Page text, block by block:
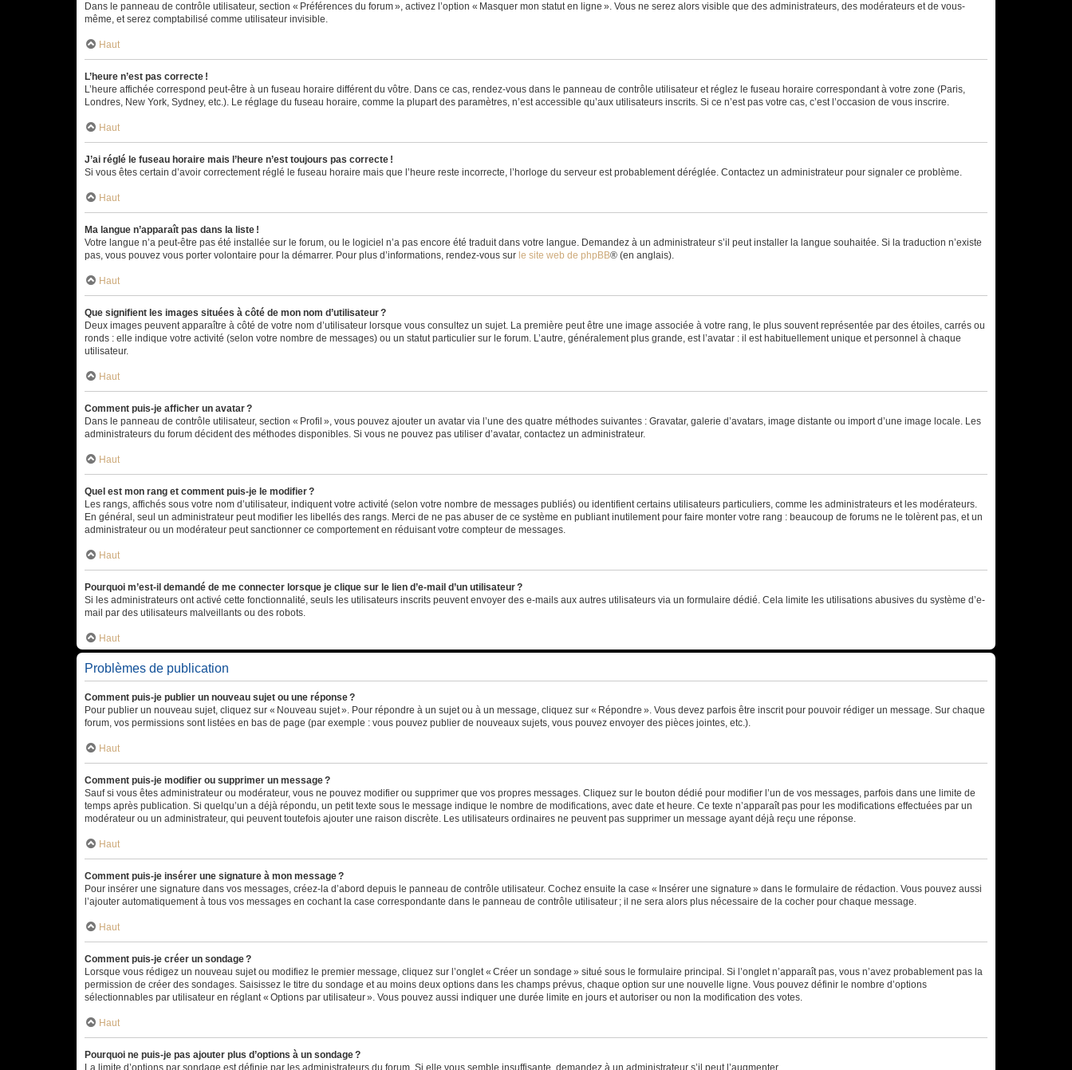
Dans le panneau de contrôle utilisateur, section « Préférences du forum », activez l’option « Masquer mon statut en ligne ». Vous ne serez alors visible que des administrateurs, des modérateurs et de vous-
même, et serez comptabilisé comme utilisateur invisible.
Haut
L’heure n’est pas correcte !
L’heure affichée correspond peut-être à un fuseau horaire différent du vôtre. Dans ce cas, rendez-vous dans le panneau de contrôle utilisateur et réglez le fuseau horaire correspondant à votre zone (Paris,
Londres, New York, Sydney, etc.). Le réglage du fuseau horaire, comme la plupart des paramètres, n’est accessible qu’aux utilisateurs inscrits. Si ce n’est pas votre cas, c’est l’occasion de vous inscrire.
Haut
J’ai réglé le fuseau horaire mais l’heure n’est toujours pas correcte !
Si vous êtes certain d’avoir correctement réglé le fuseau horaire mais que l’heure reste incorrecte, l’horloge du serveur est probablement déréglée. Contactez un administrateur pour signaler ce problème.
Haut
Ma langue n’apparaît pas dans la liste !
Votre langue n’a peut-être pas été installée sur le forum, ou le logiciel n’a pas encore été traduit dans votre langue. Demandez à un administrateur s’il peut installer la langue souhaitée. Si la traduction n’existe
pas, vous pouvez vous porter volontaire pour la démarrer. Pour plus d’informations, rendez-vous sur le site web de phpBB® (en anglais).
Haut
Que signifient les images situées à côté de mon nom d’utilisateur ?
Deux images peuvent apparaître à côté de votre nom d’utilisateur lorsque vous consultez un sujet. La première peut être une image associée à votre rang, le plus souvent représentée par des étoiles, carrés ou
ronds : elle indique votre activité (selon votre nombre de messages) ou un statut particulier sur le forum. L’autre, généralement plus grande, est l’avatar : il est habituellement unique et personnel à chaque
utilisateur.
Haut
Comment puis-je afficher un avatar ?
Dans le panneau de contrôle utilisateur, section « Profil », vous pouvez ajouter un avatar via l’une des quatre méthodes suivantes : Gravatar, galerie d’avatars, image distante ou import d’une image locale. Les
administrateurs du forum décident des méthodes disponibles. Si vous ne pouvez pas utiliser d’avatar, contactez un administrateur.
Haut
Quel est mon rang et comment puis-je le modifier ?
Les rangs, affichés sous votre nom d’utilisateur, indiquent votre activité (selon votre nombre de messages publiés) ou identifient certains utilisateurs particuliers, comme les administrateurs et les modérateurs.
En général, seul un administrateur peut modifier les libellés des rangs. Merci de ne pas abuser de ce système en publiant inutilement pour faire monter votre rang : beaucoup de forums ne le tolèrent pas, et un
administrateur ou un modérateur peut sanctionner ce comportement en réduisant votre compteur de messages.
Haut
Pourquoi m’est-il demandé de me connecter lorsque je clique sur le lien d’e-mail d’un utilisateur ?
Si les administrateurs ont activé cette fonctionnalité, seuls les utilisateurs inscrits peuvent envoyer des e-mails aux autres utilisateurs via un formulaire dédié. Cela limite les utilisations abusives du système d’e-
mail par des utilisateurs malveillants ou des robots.
Haut
Problèmes de publication
Comment puis-je publier un nouveau sujet ou une réponse ?
Pour publier un nouveau sujet, cliquez sur « Nouveau sujet ». Pour répondre à un sujet ou à un message, cliquez sur « Répondre ». Vous devez parfois être inscrit pour pouvoir rédiger un message. Sur chaque
forum, vos permissions sont listées en bas de page (par exemple : vous pouvez publier de nouveaux sujets, vous pouvez envoyer des pièces jointes, etc.).
Haut
Comment puis-je modifier ou supprimer un message ?
Sauf si vous êtes administrateur ou modérateur, vous ne pouvez modifier ou supprimer que vos propres messages. Cliquez sur le bouton dédié pour modifier l’un de vos messages, parfois dans une limite de
temps après publication. Si quelqu’un a déjà répondu, un petit texte sous le message indique le nombre de modifications, avec date et heure. Ce texte n’apparaît pas pour les modifications effectuées par un
modérateur ou un administrateur, qui peuvent toutefois ajouter une raison discrète. Les utilisateurs ordinaires ne peuvent pas supprimer un message ayant déjà reçu une réponse.
Haut
Comment puis-je insérer une signature à mon message ?
Pour insérer une signature dans vos messages, créez-la d’abord depuis le panneau de contrôle utilisateur. Cochez ensuite la case « Insérer une signature » dans le formulaire de rédaction. Vous pouvez aussi
l’ajouter automatiquement à tous vos messages en cochant la case correspondante dans le panneau de contrôle utilisateur ; il ne sera alors plus nécessaire de la cocher pour chaque message.
Haut
Comment puis-je créer un sondage ?
Lorsque vous rédigez un nouveau sujet ou modifiez le premier message, cliquez sur l’onglet « Créer un sondage » situé sous le formulaire principal. Si l’onglet n’apparaît pas, vous n’avez probablement pas la
permission de créer des sondages. Saisissez le titre du sondage et au moins deux options dans les champs prévus, chaque option sur une nouvelle ligne. Vous pouvez définir le nombre d’options
sélectionnables par utilisateur en réglant « Options par utilisateur ». Vous pouvez aussi indiquer une durée limite en jours et autoriser ou non la modification des votes.
Haut
Pourquoi ne puis-je pas ajouter plus d’options à un sondage ?
La limite d’options par sondage est définie par les administrateurs du forum. Si elle vous semble insuffisante, demandez à un administrateur s’il peut l’augmenter.